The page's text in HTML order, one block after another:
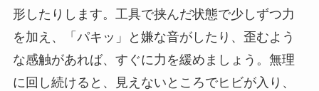
形したりします。工具で挟んだ状態で少しずつ力
を加え、「パキッ」と嫌な音がしたり、歪むよう
な感触があれば、すぐに力を緩めましょう。無理
に回し続けると、見えないところでヒビが入り、